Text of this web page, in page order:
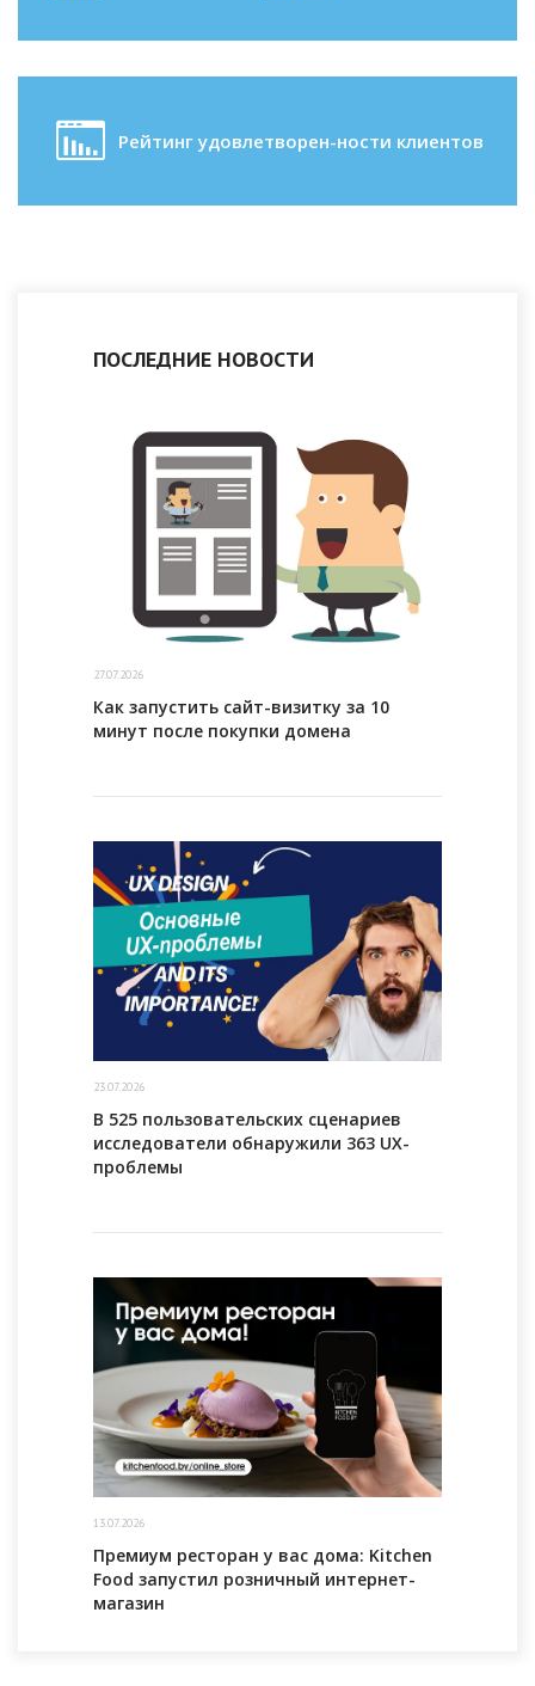
Рейтинг удовлетворен-ности клиентов
ПОСЛЕДНИЕ НОВОСТИ
27.07.2026
Как запустить сайт-визитку за 10
минут после покупки домена
23.07.2026
В 525 пользовательских сценариев
исследователи обнаружили 363 UX-
проблемы
13.07.2026
Премиум ресторан у вас дома: Kitchen
Food запустил розничный интернет-
магазин